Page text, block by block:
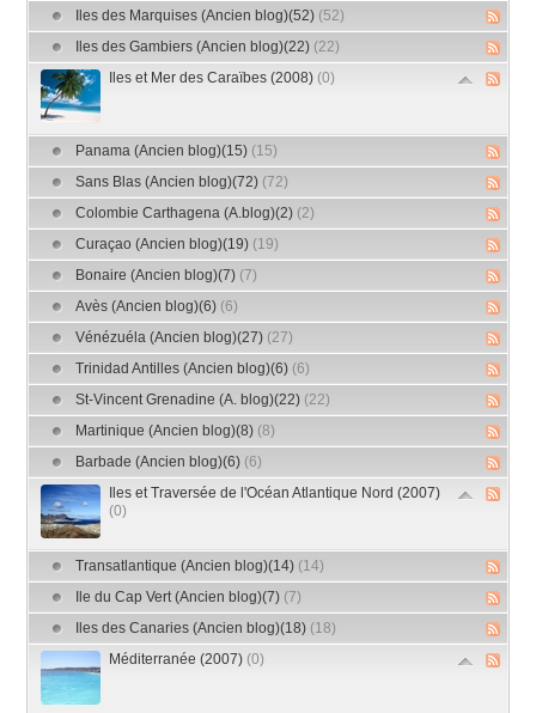
Iles des Marquises (Ancien blog)(52) (52)
Iles des Gambiers (Ancien blog)(22) (22)
Iles et Mer des Caraïbes (2008) (0)
Panama (Ancien blog)(15) (15)
Sans Blas (Ancien blog)(72) (72)
Colombie Carthagena (A.blog)(2) (2)
Curaçao (Ancien blog)(19) (19)
Bonaire (Ancien blog)(7) (7)
Avès (Ancien blog)(6) (6)
Vénézuéla (Ancien blog)(27) (27)
Trinidad Antilles (Ancien blog)(6) (6)
St-Vincent Grenadine (A. blog)(22) (22)
Martinique (Ancien blog)(8) (8)
Barbade (Ancien blog)(6) (6)
Iles et Traversée de l'Océan Atlantique Nord (2007)
(0)
Transatlantique (Ancien blog)(14) (14)
Ile du Cap Vert (Ancien blog)(7) (7)
Iles des Canaries (Ancien blog)(18) (18)
Méditerranée (2007) (0)